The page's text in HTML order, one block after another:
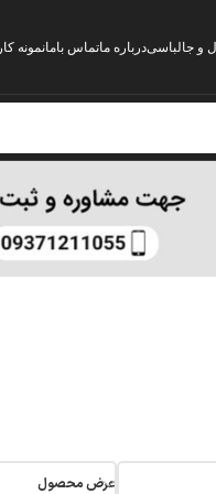
و جالباسیدرباره ماتماس بامانمونه کار
عرض محصول